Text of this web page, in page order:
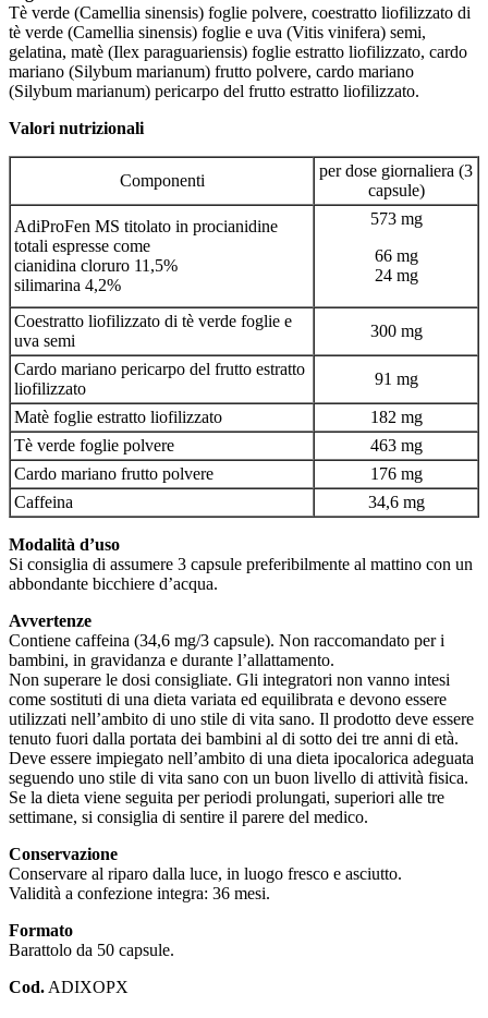
Tè verde (Camellia sinensis) foglie polvere, coestratto liofilizzato di
tè verde (Camellia sinensis) foglie e uva (Vitis vinifera) semi,
gelatina, matè (Ilex paraguariensis) foglie estratto liofilizzato, cardo
mariano (Silybum marianum) frutto polvere, cardo mariano
(Silybum marianum) pericarpo del frutto estratto liofilizzato.
Valori nutrizionali
Componenti
per dose giornaliera (3
capsule)
AdiProFen MS titolato in procianidine
totali espresse come
cianidina cloruro 11,5%
silimarina 4,2%
573 mg
66 mg
24 mg
Coestratto liofilizzato di tè verde foglie e
uva semi
300 mg
Cardo mariano pericarpo del frutto estratto
liofilizzato
91 mg
Matè foglie estratto liofilizzato
182 mg
Tè verde foglie polvere
463 mg
Cardo mariano frutto polvere
176 mg
Caffeina
34,6 mg
Modalità d’uso
Si consiglia di assumere 3 capsule preferibilmente al mattino con un
abbondante bicchiere d’acqua.
Avvertenze
Contiene caffeina (34,6 mg/3 capsule). Non raccomandato per i
bambini, in gravidanza e durante l’allattamento.
Non superare le dosi consigliate. Gli integratori non vanno intesi
come sostituti di una dieta variata ed equilibrata e devono essere
utilizzati nell’ambito di uno stile di vita sano. Il prodotto deve essere
tenuto fuori dalla portata dei bambini al di sotto dei tre anni di età.
Deve essere impiegato nell’ambito di una dieta ipocalorica adeguata
seguendo uno stile di vita sano con un buon livello di attività fisica.
Se la dieta viene seguita per periodi prolungati, superiori alle tre
settimane, si consiglia di sentire il parere del medico.
Conservazione
Conservare al riparo dalla luce, in luogo fresco e asciutto.
Validità a confezione integra: 36 mesi.
Formato
Barattolo da 50 capsule.
Cod. ADIXOPX